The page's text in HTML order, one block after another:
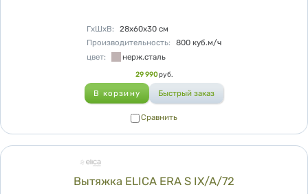
Характеристики
ГхШхВ: 28х60х30 см
Производительность: 800 куб.м/ч
цвет: нерж.сталь
29 990 руб.
Сравнить
Вытяжка ELICA ERA S IX/A/72